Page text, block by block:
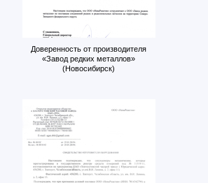
Доверенность от производителя
«Завод редких металлов»
(Новосибирск)